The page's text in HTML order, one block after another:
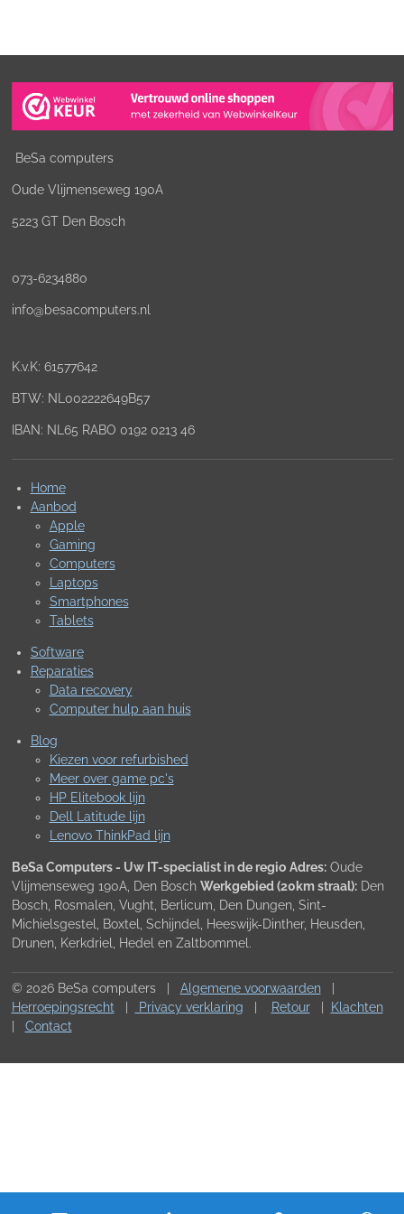
BeSa computers
Oude Vlijmenseweg 190A
5223 GT Den Bosch
073-6234880
info@besacomputers.nl
K.v.K: 61577642
BTW: NL002222649B57
IBAN: NL65 RABO 0192 0213 46
Home
Aanbod
Apple
Gaming
Computers
Laptops
Smartphones
Tablets
Software
Reparaties
Data recovery
Computer hulp aan huis
Blog
Kiezen voor refurbished
Meer over game pc's
HP Elitebook lijn
Dell Latitude lijn
Lenovo ThinkPad lijn
BeSa Computers - Uw IT-specialist in de regio Adres:Oude
Vlijmenseweg 190A, Den Bosch Werkgebied (20km straal):Den
Bosch, Rosmalen, Vught, Berlicum, Den Dungen, Sint-
Michielsgestel, Boxtel, Schijndel, Heeswijk-Dinther, Heusden,
Drunen, Kerkdriel, Hedel en Zaltbommel.
© 2026 BeSa computers | Algemene voorwaarden|
Herroepingsrecht
Privacy verklaring Retour|
Klachten
Contact